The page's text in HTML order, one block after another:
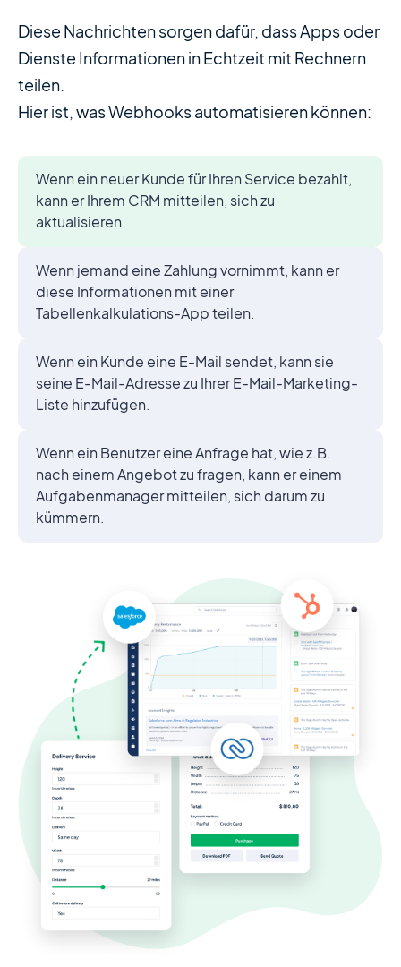
Über uns Blog Dokumentation
Diese Nachrichten sorgen dafür, dass Apps oder
Dienste Informationen in Echtzeit mit Rechnern
teilen.
Hier ist, was Webhooks automatisieren können:
Wenn ein neuer Kunde für Ihren Service bezahlt,
kann er Ihrem CRM mitteilen, sich zu
aktualisieren.
Wenn jemand eine Zahlung vornimmt, kann er
diese Informationen mit einer
Tabellenkalkulations-App teilen.
Wenn ein Kunde eine E-Mail sendet, kann sie
seine E-Mail-Adresse zu Ihrer E-Mail-Marketing-
Liste hinzufügen.
Wenn ein Benutzer eine Anfrage hat, wie z.B.
nach einem Angebot zu fragen, kann er einem
Aufgabenmanager mitteilen, sich darum zu
kümmern.